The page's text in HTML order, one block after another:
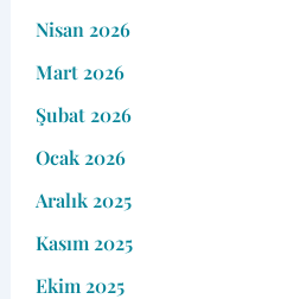
Nisan 2026
Mart 2026
Şubat 2026
Ocak 2026
Aralık 2025
Kasım 2025
Ekim 2025